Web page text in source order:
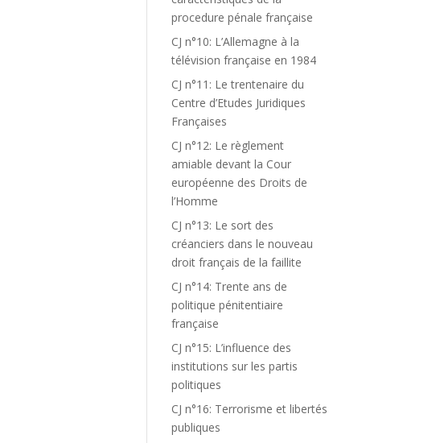
procedure pénale française
CJ n°10: L’Allemagne à la
télévision française en 1984
CJ n°11: Le trentenaire du
Centre d’Etudes Juridiques
Françaises
CJ n°12: Le règlement
amiable devant la Cour
européenne des Droits de
l’Homme
CJ n°13: Le sort des
créanciers dans le nouveau
droit français de la faillite
CJ n°14: Trente ans de
politique pénitentiaire
française
CJ n°15: L’influence des
institutions sur les partis
politiques
CJ n°16: Terrorisme et libertés
publiques